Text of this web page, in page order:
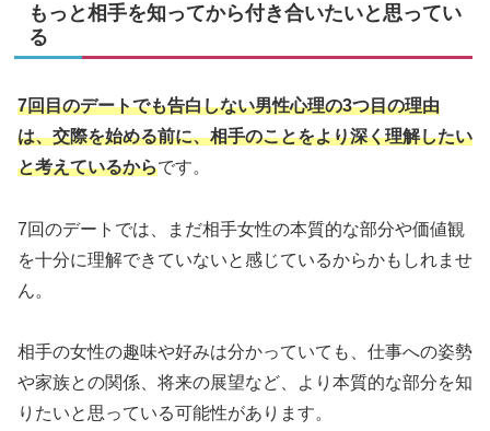
もっと相手を知ってから付き合いたいと思ってい
る
7回目のデートでも告白しない男性心理の3つ目の理由
は、交際を始める前に、相手のことをより深く理解したい
と考えているからです。
7回のデートでは、まだ相手女性の本質的な部分や価値観
を十分に理解できていないと感じているからかもしれませ
ん。
相手の女性の趣味や好みは分かっていても、仕事への姿勢
や家族との関係、将来の展望など、より本質的な部分を知
りたいと思っている可能性があります。